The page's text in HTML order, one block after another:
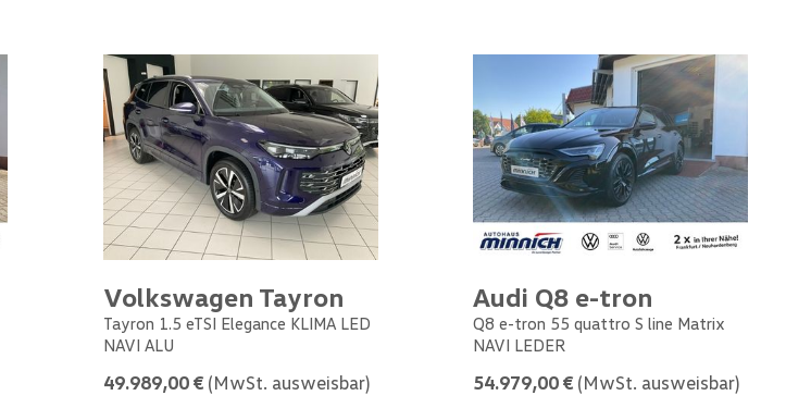
Volkswagen Tayron
Tayron 1.5 eTSI Elegance KLIMA LED
NAVI ALU
49.989,00 € (MwSt. ausweisbar)
Audi Q8 e-tron
Q8 e-tron 55 quattro S line Matrix
NAVI LEDER
54.979,00 € (MwSt. ausweisbar)